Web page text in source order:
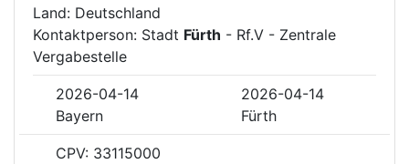
Land: Deutschland
Kontaktperson: Stadt Fürth - Rf.V - Zentrale
Vergabestelle
2026-04-14
2026-04-14
Bayern
Fürth
CPV: 33115000